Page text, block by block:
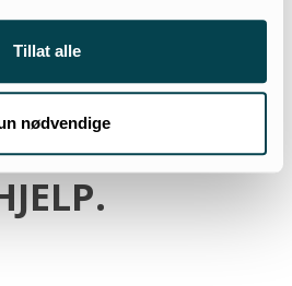
Tillat alle
nødvendige
utnytting og
av dyr,